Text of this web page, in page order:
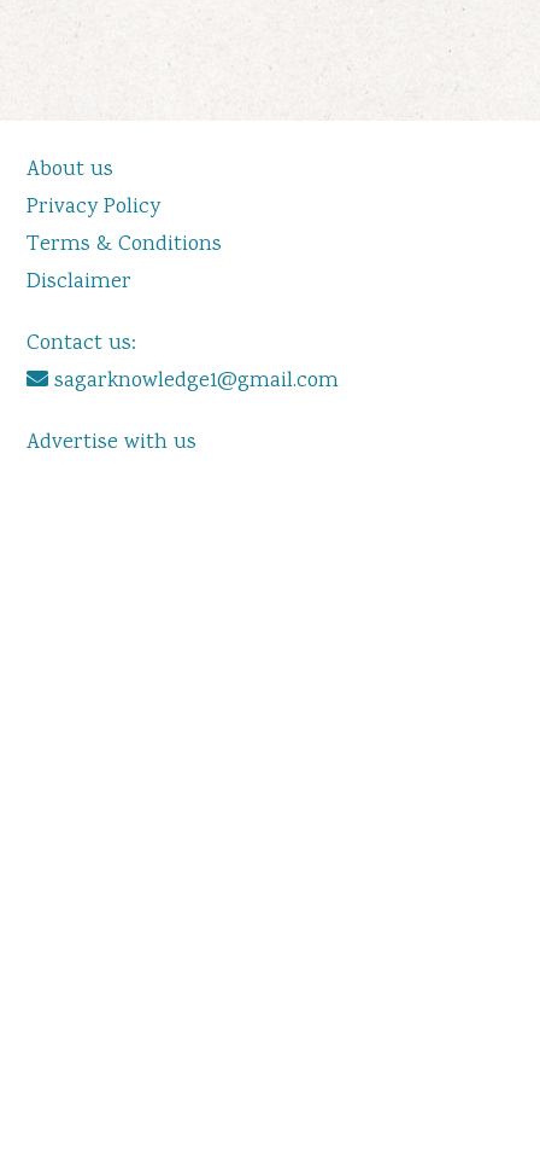
About us
Privacy Policy
Terms & Conditions
Disclaimer
Contact us:
sagarknowledge1@gmail.com
Advertise with us